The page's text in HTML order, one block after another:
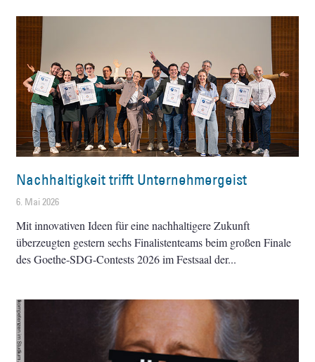
Nachhaltigkeit trifft Unternehmergeist
6. Mai 2026
Mit innovativen Ideen für eine nachhaltigere Zukunft
überzeugten gestern sechs Finalistenteams beim großen Finale
des Goethe-SDG-Contests 2026 im Festsaal der